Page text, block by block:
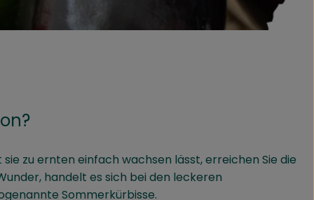
zu ernten einfach wachsen lässt, erreichen Sie die
handelt es sich bei den leckeren
Sommerkürbisse.